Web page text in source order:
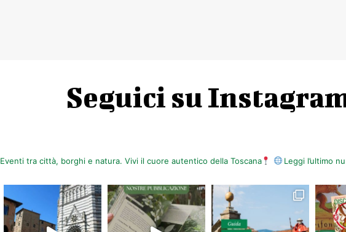
Seguici su
Eventi tra città, borghi e natura. Vivi il cuore autentico della Toscana Leggi l’ultimo